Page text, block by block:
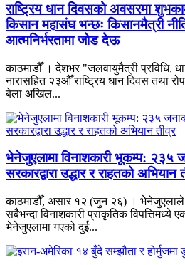
राष्ट्रिय धान दिवसको अवसरमा
किसान महासंघ भन्छः किसानमैत्री
आत्मनिर्भरतामा जोड देऊ
काठमाडौँ । देशभर "जलवायुमैत्री प्रविधि,
नारासहित २३औँ राष्ट्रिय धान दिवस तथा
बेला अखिल...
भेनेजुएलामा विनाशकारी भूकम्प: २३५
सरकारद्वारा उद्धार र राहतको अभियान
काठमाडौँ, असार १२ (जुन २६) ।
सबैभन्दा विनाशकारी प्राकृतिक विपत्तिमध्ये
भेनेजुएलामा गएको दुई...